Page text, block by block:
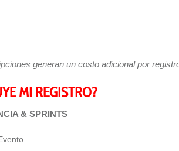
generan un costo adicional por
MI REGISTRO?
& SPRINTS